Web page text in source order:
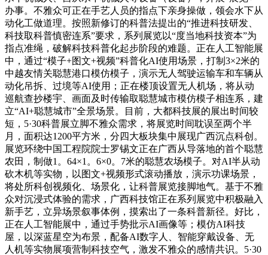
办事。不雅众可正在手艺人员的指点下亲身操做，领会水下从
动化工做道理。按照新修订的科普法提出的“推进科技研发、
科技取科普慎密连系”要求，系列展览以“度当地科技资本”为
指点准绳，破解科技科普化起步阶段的难题。正在人工智能展
中，通过“模子+图文+视频”科普化AI使用场景，打制3×2米的
中越友情关聪慧港口模仿模子，演示无人驾驶运输车和车辆从
动化吊拆、过境等AI使用；正在楼顶设置无人机场，将从动
巡航查抄楼宇、画面及时传输取聪慧城市模仿模子相连系，建
立“AI+聪慧城市”全景场景。目前，大都科技展的展出时间较
短，5·30科普展立脚不雅众需求，将展览时间耽误至两个半
月，面积达1200平方米，分四大板块集中展现广西沉点科创。
展览环绕中国工程院院士罗锡文正在广西从导落地的首个聪慧
农田，制做1。64×1。6×0。7米的聪慧农场模子。对AI半从动
砍木机等实物，以图文+视频形式滚动播放，演示功课场景，
将处所科创视频化、场景化，让科普展览接脚地气。基于不雅
众对沉浸式体验的需求，广西科技馆正在系列展览中积极融入
新手艺，立异场景叙事体例，摸索出了一条科普新径。好比，
正在人工智能展中，通过手势批示AI画像等；模仿AI科技
屋，以深蓝星空为布景，配备AI数字人、智能穿戴设备、无
人机等实物展项营制科技空气，激发不雅众的感情共识。5·30